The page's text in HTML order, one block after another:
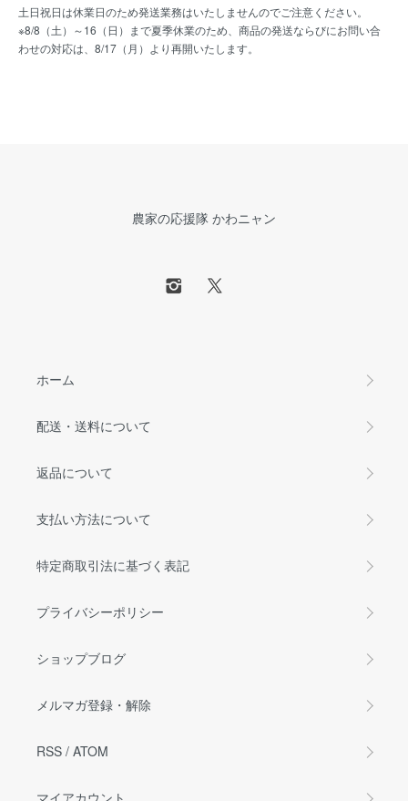
土日祝日は休業日のため発送業務はいたしませんのでご注意ください。
※8/8（土）～16（日）まで夏季休業のため、商品の発送ならびにお問い合
わせの対応は、8/17（月）より再開いたします。
農家の応援隊 かわニャン
ホーム
配送・送料について
返品について
支払い方法について
特定商取引法に基づく表記
プライバシーポリシー
ショップブログ
メルマガ登録・解除
RSS / ATOM
マイアカウント